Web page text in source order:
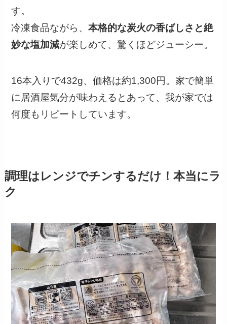
す。
冷凍食品ながら、本格的な炭火の香ばしさと絶
妙な塩加減が楽しめて、驚くほどジューシー。
16本入りで432g、価格は約1,300円。家で簡単
に居酒屋気分が味わえるとあって、我が家では
何度もリピートしています。
調理はレンジでチンするだけ！本当にラ
ク